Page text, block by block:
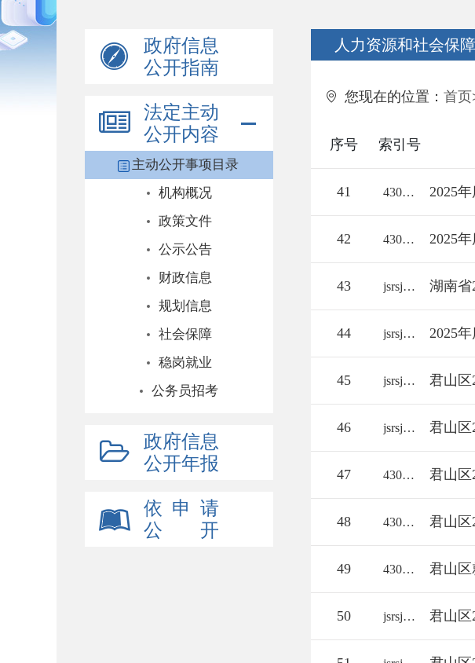
政府信息
公开指南
法定主动
公开内容
主动公开事项目录
机构概况
政策文件
公示公告
财政信息
规划信息
社会保障
稳岗就业
公务员招考
政府信息
公开年报
依 申 请
公 开
人力资源和社会保
您现在的位置： 首页
序号 索引号
41 43060018112/2025-2353917 2025
42 43060018112/2025-2353914 2025
43 jsrsj/2025-2331118 湖南省
44 jsrsj/2025-2331110 2025
45 jsrsj/2025-2328391 君山区
46 jsrsj/2025-2328392 君山区
47 43060018112/2025-2326283 君山区
48 43060018112/2025-2326282 君山
49 43060018112/2025-2113990 君山区
50 jsrsj/2025-2323798 君山区